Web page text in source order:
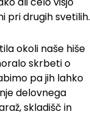
pri drugih svetilih.
okoli naše hiše
skrbeti o
pa jih lahko
delovnega
skladišč in